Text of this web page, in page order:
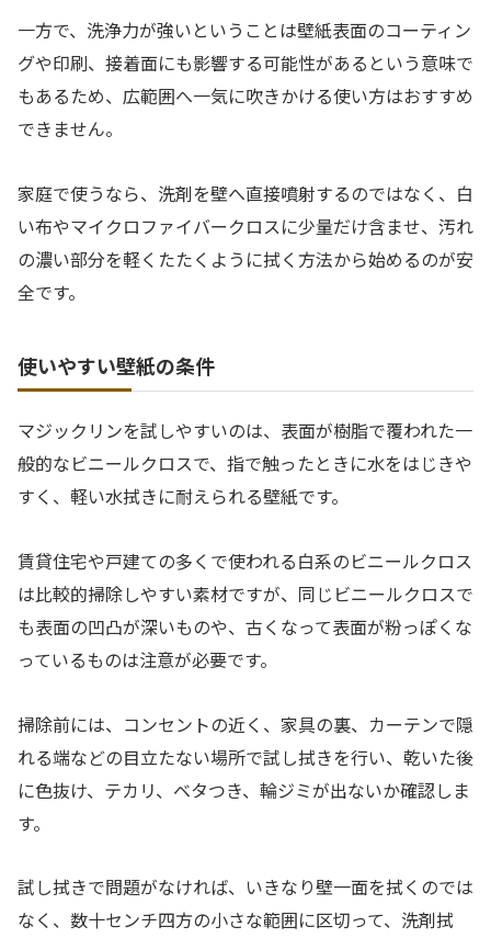
一方で、洗浄力が強いということは壁紙表面のコーティン
グや印刷、接着面にも影響する可能性があるという意味で
もあるため、広範囲へ一気に吹きかける使い方はおすすめ
できません。
家庭で使うなら、洗剤を壁へ直接噴射するのではなく、白
い布やマイクロファイバークロスに少量だけ含ませ、汚れ
の濃い部分を軽くたたくように拭く方法から始めるのが安
全です。
使いやすい壁紙の条件
マジックリンを試しやすいのは、表面が樹脂で覆われた一
般的なビニールクロスで、指で触ったときに水をはじきや
すく、軽い水拭きに耐えられる壁紙です。
賃貸住宅や戸建ての多くで使われる白系のビニールクロス
は比較的掃除しやすい素材ですが、同じビニールクロスで
も表面の凹凸が深いものや、古くなって表面が粉っぽくな
っているものは注意が必要です。
掃除前には、コンセントの近く、家具の裏、カーテンで隠
れる端などの目立たない場所で試し拭きを行い、乾いた後
に色抜け、テカリ、ベタつき、輪ジミが出ないか確認しま
す。
試し拭きで問題がなければ、いきなり壁一面を拭くのでは
なく、数十センチ四方の小さな範囲に区切って、洗剤拭